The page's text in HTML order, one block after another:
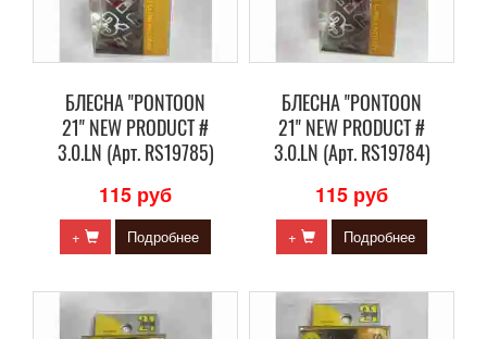
БЛЕСНА "PONTOON
21" NEW PRODUCT #
3.0.LN (Арт. RS19785)
115 руб
+ Подробнее
БЛЕСНА "PONTOON
21" NEW PRODUCT #
3.0.LN (Арт. RS19784)
115 руб
+ Подробнее